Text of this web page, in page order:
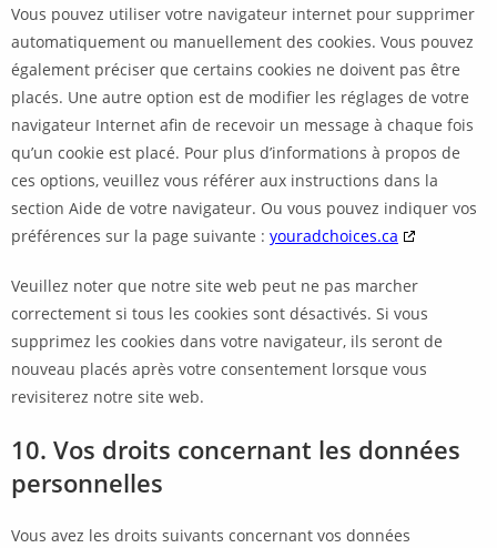
Vous pouvez utiliser votre navigateur internet pour supprimer
automatiquement ou manuellement des cookies. Vous pouvez
également préciser que certains cookies ne doivent pas être
placés. Une autre option est de modifier les réglages de votre
navigateur Internet afin de recevoir un message à chaque fois
qu’un cookie est placé. Pour plus d’informations à propos de
ces options, veuillez vous référer aux instructions dans la
section Aide de votre navigateur. Ou vous pouvez indiquer vos
préférences sur la page suivante : youradchoices.ca
Veuillez noter que notre site web peut ne pas marcher
correctement si tous les cookies sont désactivés. Si vous
supprimez les cookies dans votre navigateur, ils seront de
nouveau placés après votre consentement lorsque vous
revisiterez notre site web.
10. Vos droits concernant les données
personnelles
Vous avez les droits suivants concernant vos données